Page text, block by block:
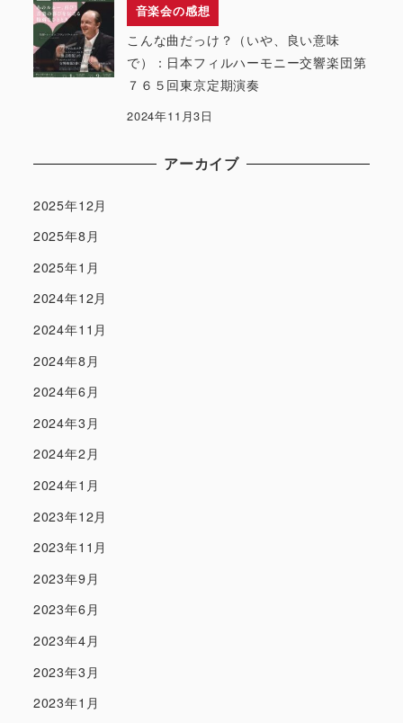
音楽会の感想
こんな曲だっけ？（いや、良い意味
で）：日本フィルハーモニー交響楽団第
７６５回東京定期演奏
2024年11月3日
アーカイブ
2025年12月
2025年8月
2025年1月
2024年12月
2024年11月
2024年8月
2024年6月
2024年3月
2024年2月
2024年1月
2023年12月
2023年11月
2023年9月
2023年6月
2023年4月
2023年3月
2023年1月